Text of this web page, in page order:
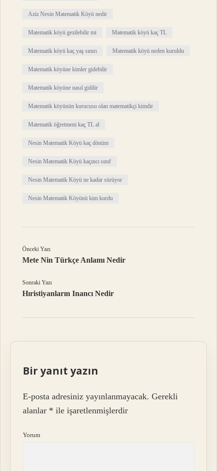
Aziz Nesin Matematik Köyü nedir
Matematik köyü gezilebilir mi Matematik köyü kaç TL
Matematik köyü kaç yaş sınırı Matematik köyü neden kuruldu
Matematik köyüne kimler gidebilir
Matematik köyüne nasıl gidilir
Matematik köyünün kurucusu olan matematikçi kimdir
Matematik öğretmeni kaç TL al
Nesin Matematik Köyü kaç dönüm
Nesin Matematik Köyü kaçıncı sınıf
Nesin Matematik Köyü ne kadar sürüyor
Nesin Matematik Köyünü kim kurdu
Önceki Yazı
Mete Nin Türkçe Anlamı Nedir
Sonraki Yazı
Hıristiyanların Inancı Nedir
Bir yanıt yazın
E-posta adresiniz yayınlanmayacak. Gerekli
alanlar * ile işaretlenmişlerdir
Yorum